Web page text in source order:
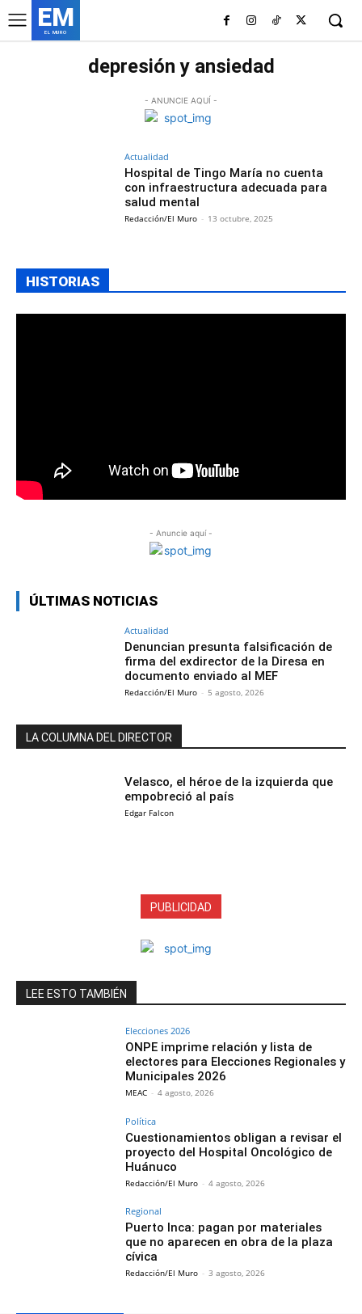
EM
EL MURO
depresión y ansiedad
- ANUNCIE AQUÍ -
Actualidad
Hospital de Tingo María no cuenta
con infraestructura adecuada para
salud mental
Redacción/El Muro - 13 octubre, 2025
HISTORIAS
- Anuncie aquí -
ÚLTIMAS NOTICIAS
Actualidad
Denuncian presunta falsificación de
firma del exdirector de la Diresa en
documento enviado al MEF
Redacción/El Muro - 5 agosto, 2026
LA COLUMNA DEL DIRECTOR
Velasco, el héroe de la izquierda que
empobreció al país
Edgar Falcon
PUBLICIDAD
LEE ESTO TAMBIÉN
Elecciones 2026
ONPE imprime relación y lista de
electores para Elecciones Regionales y
Municipales 2026
MEAC - 4 agosto, 2026
Política
Cuestionamientos obligan a revisar el
proyecto del Hospital Oncológico de
Huánuco
Redacción/El Muro - 4 agosto, 2026
Regional
Puerto Inca: pagan por materiales
que no aparecen en obra de la plaza
cívica
Redacción/El Muro - 3 agosto, 2026